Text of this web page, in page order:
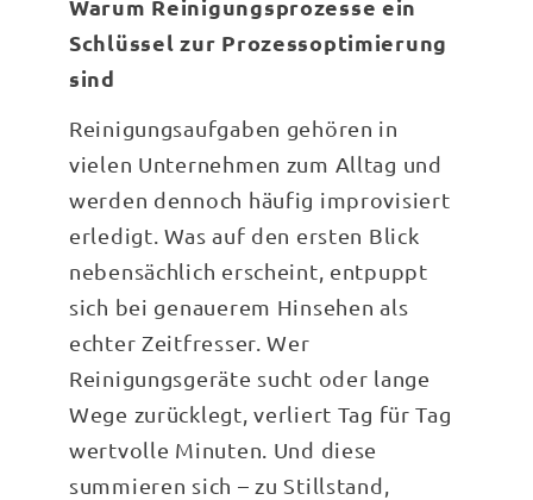
Warum Reinigungsprozesse ein
Schlüssel zur Prozessoptimierung
sind
Reinigungsaufgaben gehören in
vielen Unternehmen zum Alltag und
werden dennoch häufig improvisiert
erledigt. Was auf den ersten Blick
nebensächlich erscheint, entpuppt
sich bei genauerem Hinsehen als
echter Zeitfresser. Wer
Reinigungsgeräte sucht oder lange
Wege zurücklegt, verliert Tag für Tag
wertvolle Minuten. Und diese
summieren sich – zu Stillstand,